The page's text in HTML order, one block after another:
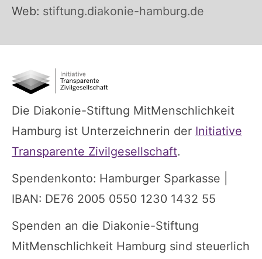
Web: stiftung.diakonie-hamburg.de
Die Diakonie-Stiftung MitMenschlichkeit
Hamburg ist Unterzeichnerin der Initiative
Transparente Zivilgesellschaft.
Spendenkonto: Hamburger Sparkasse |
IBAN: DE76 2005 0550 1230 1432 55
Spenden an die Diakonie-Stiftung
MitMenschlichkeit Hamburg sind steuerlich